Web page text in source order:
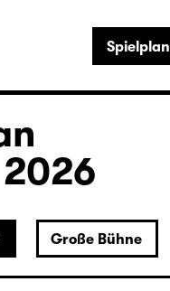
Spielplan
Große Bühne